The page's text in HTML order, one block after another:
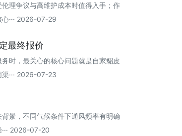
理争议与高维护成本时值得入手；作
··· 2026-07-29
最终报价
时，最关心的核心问题就是自家貂皮
··· 2026-07-23
景，不同气候条件下通风频率有明确
2026-07-20